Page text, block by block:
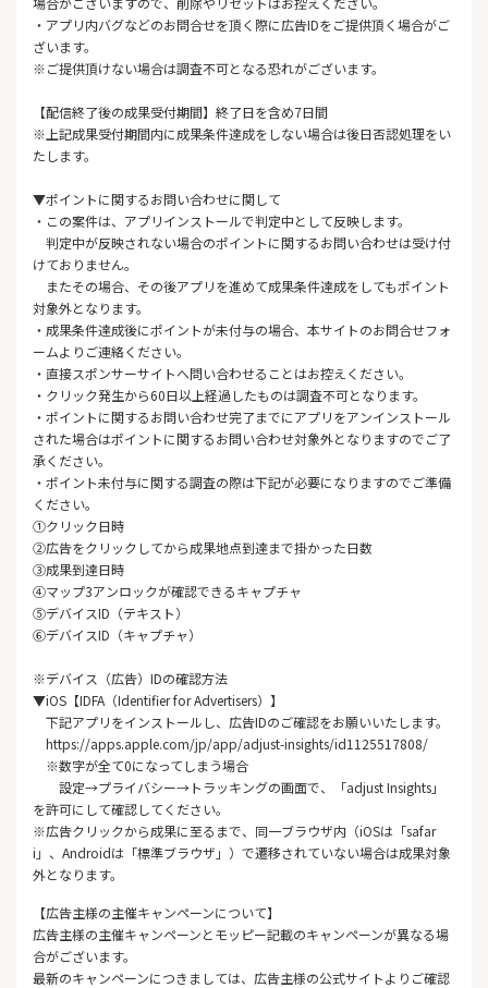
・アプリ内バグなどのお問合せを頂く際に広告IDをご提供頂く場合がご
ざいます。
※ご提供頂けない場合は調査不可となる恐れがございます。
【配信終了後の成果受付期間】終了日を含め7日間
※上記成果受付期間内に成果条件達成をしない場合は後日否認処理をい
たします。
▼ポイントに関するお問い合わせに関して
・この案件は、アプリインストールで判定中として反映します。
判定中が反映されない場合のポイントに関するお問い合わせは受け付
けておりません。
またその場合、その後アプリを進めて成果条件達成をしてもポイント
対象外となります。
・成果条件達成後にポイントが未付与の場合、本サイトのお問合せフォ
ームよりご連絡ください。
・直接スポンサーサイトへ問い合わせることはお控えください。
・クリック発生から60日以上経過したものは調査不可となります。
・ポイントに関するお問い合わせ完了までにアプリをアンインストール
された場合はポイントに関するお問い合わせ対象外となりますのでご了
承ください。
・ポイント未付与に関する調査の際は下記が必要になりますのでご準備
ください。
①クリック日時
②広告をクリックしてから成果地点到達まで掛かった日数
③成果到達日時
④マップ3アンロックが確認できるキャプチャ
⑤デバイスID（テキスト）
⑥デバイスID（キャプチャ）
※デバイス（広告）IDの確認方法
▼iOS【IDFA（Identifier for Advertisers）】
下記アプリをインストールし、広告IDのご確認をお願いいたします。
https://apps.apple.com/jp/app/adjust-insights/id1125517808/
※数字が全て0になってしまう場合
設定→プライバシー→トラッキングの画面で、「adjust Insights」
を許可にして確認してください。
※広告クリックから成果に至るまで、同一ブラウザ内（iOSは「safar
i」、Androidは「標準ブラウザ」）で遷移されていない場合は成果対象
外となります。
【広告主様の主催キャンペーンについて】
広告主様の主催キャンペーンとモッピー記載のキャンペーンが異なる場
合がございます。
最新のキャンペーンにつきましては、広告主様の公式サイトよりご確認